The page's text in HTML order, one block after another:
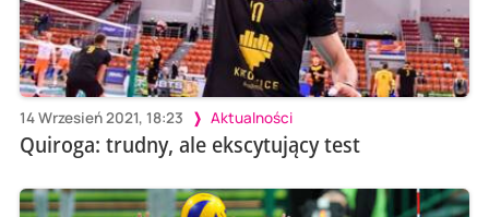
14 Wrzesień 2021, 18:23 Aktualności
Quiroga: trudny, ale ekscytujący test